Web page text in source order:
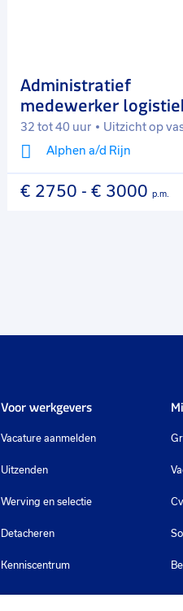
Administratief
medewerker
32 tot 40 uur
Uitzicht op
Alphen a/d Rijn
€ 2750 - € 3000 p.m.
Voor werkgevers
Vacature aanmelden
Uitzenden
Werving en selectie
Detacheren
Kenniscentrum